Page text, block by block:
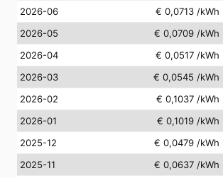
2026-06
€ 0,0713 /kWh
2026-05
€ 0,0709 /kWh
2026-04
€ 0,0517 /kWh
2026-03
€ 0,0545 /kWh
2026-02
€ 0,1037 /kWh
2026-01
€ 0,1019 /kWh
2025-12
€ 0,0479 /kWh
2025-11
€ 0,0637 /kWh